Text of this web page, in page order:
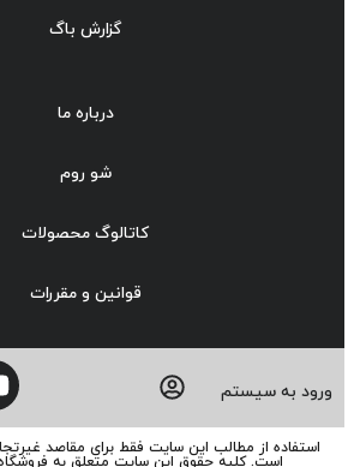
گزارش باگ
درباره ما
شو روم
کاتالوگ محصولات
قوانین و مقررات
ورود به سیستم
استفاده از مطالب این سایت فقط برای مقاصد
است. کلیه حقوق این سایت متعلق به